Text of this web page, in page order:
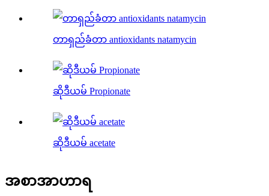
တာရှည်ခံတာ antioxidants natamycin
ဆိုဒီယမ် Propionate
ဆိုဒီယမ် acetate
အစာအာဟာရ